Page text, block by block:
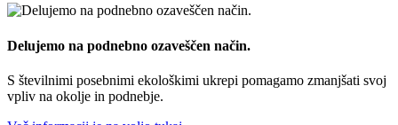
Delujemo na podnebno ozaveščen način.
S številnimi posebnimi ekološkimi ukrepi pomagamo zmanjšati svoj
vpliv na okolje in podnebje.